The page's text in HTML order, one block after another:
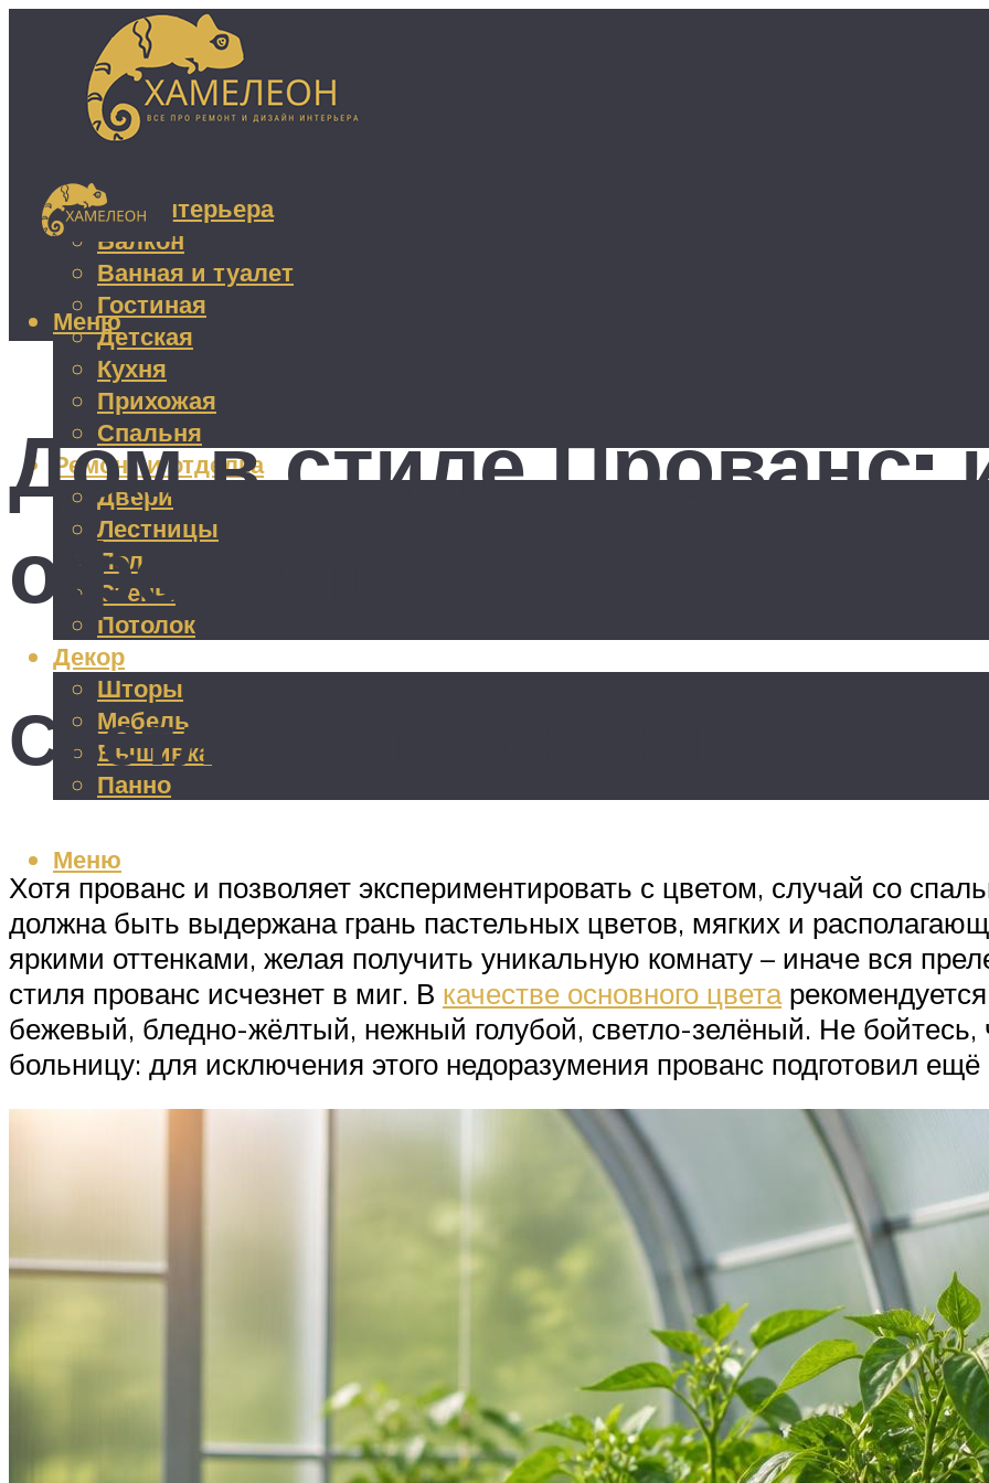
Дизайн интерьера
Балкон
Ванная и туалет
Гостиная
Детская
Кухня
Прихожая
Спальня
Ремонт и отделка
Двери
Лестницы
Пол
Стены
Потолок
Декор
Шторы
Мебель
Вышивка
Панно
Меню
Меню
Дом в стиле Прованс:
оформления
Светлое наполнение
Хотя прованс и позволяет экспериментировать с цветом, случай со
должна быть выдержана грань пастельных цветов, мягких и
яркими оттенками, желая получить уникальную комнату – иначе вся
стиля прованс исчезнет в миг. В качестве основного цвета
бежевый, бледно-жёлтый, нежный голубой, светло-зелёный. Не бойтесь,
больницу: для исключения этого недоразумения прованс подготовил